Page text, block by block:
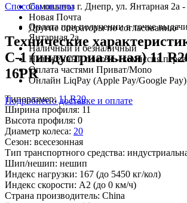
Самовывоз г. Днепр, ул. Янтарная 2а -
Новая Почта
Другие операторы по согласованию
Способы оплаты
Оплата при получении в точке
Янтарная 2а
Наличный и безналичный
Наложенный платеж - комиссия
Оплата частями Приват/Mono
Онлайн LiqPay (Apple Pay/Google Pay)
Подробнее о доставке и оплате
Технические
C-1 (индустриальная) 11
16PR
Типоразмер: 11 R20
Ширина профиля: 11
Высота профиля: 0
Диаметр колеса: 20
Сезон: всесезонная
Тип транспортного средства:
Шип/нешип: нешип
Индекс нагрузки: 167 (до 5450 кг/кол)
Индекс скорости: A2 (до 0 км/ч)
Страна производитель: China